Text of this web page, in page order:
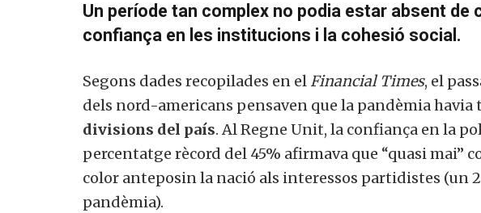
Un període tan complex no podia estar absent de
confiança en les institucions i la cohesió social.
Segons dades recopilades en el Financial Times, el
dels nord-americans pensaven que la pandèmia havia
divisions del país. Al Regne Unit, la confiança en la
percentatge rècord del 45% afirmava que “quasi mai”
color anteposin la nació als interessos partidistes (un
pandèmia).